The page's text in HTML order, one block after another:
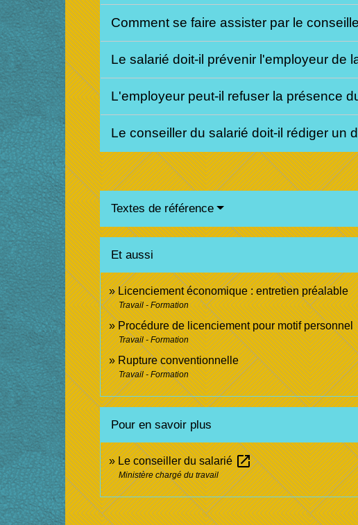
Comment se faire assister par le
Le salarié doit-il prévenir l'employeur de
L'employeur peut-il refuser la présence
Le conseiller du salarié doit-il rédiger un
Textes de référence
Et aussi
Licenciement économique : entretien préalable
Travail - Formation
Procédure de licenciement pour motif personnel
Travail - Formation
Rupture conventionnelle
Travail - Formation
Pour en savoir plus
Le conseiller du salariéopen_in_new
Ministère chargé du travail